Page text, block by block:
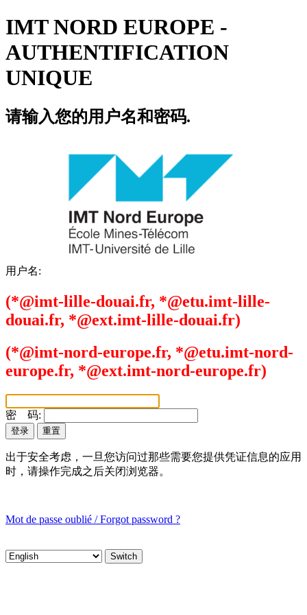
IMT NORD EUROPE -
AUTHENTIFICATION
UNIQUE
请输入您的用户名和密码.
用户名:
(*@imt-lille-douai.fr, *@etu.imt-lille-
douai.fr, *@ext.imt-lille-douai.fr)
(*@imt-nord-europe.fr, *@etu.imt-nord-
europe.fr, *@ext.imt-nord-europe.fr)
密 码:
出于安全考虑，一旦您访问过那些需要您提供凭证信息的应用
时，请操作完成之后关闭浏览器。
Mot de passe oublié / Forgot password ?